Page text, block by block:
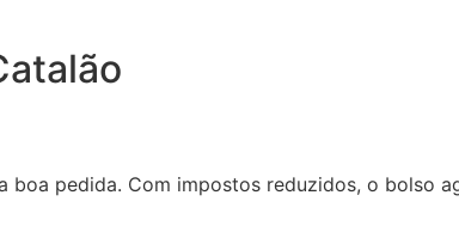
boa pedida. Com impostos reduzidos, o bolso